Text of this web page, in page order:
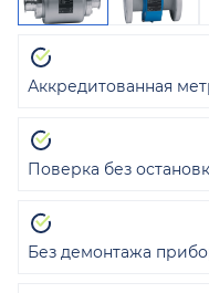
Аккредитованная
Поверка без
Без демонтажа